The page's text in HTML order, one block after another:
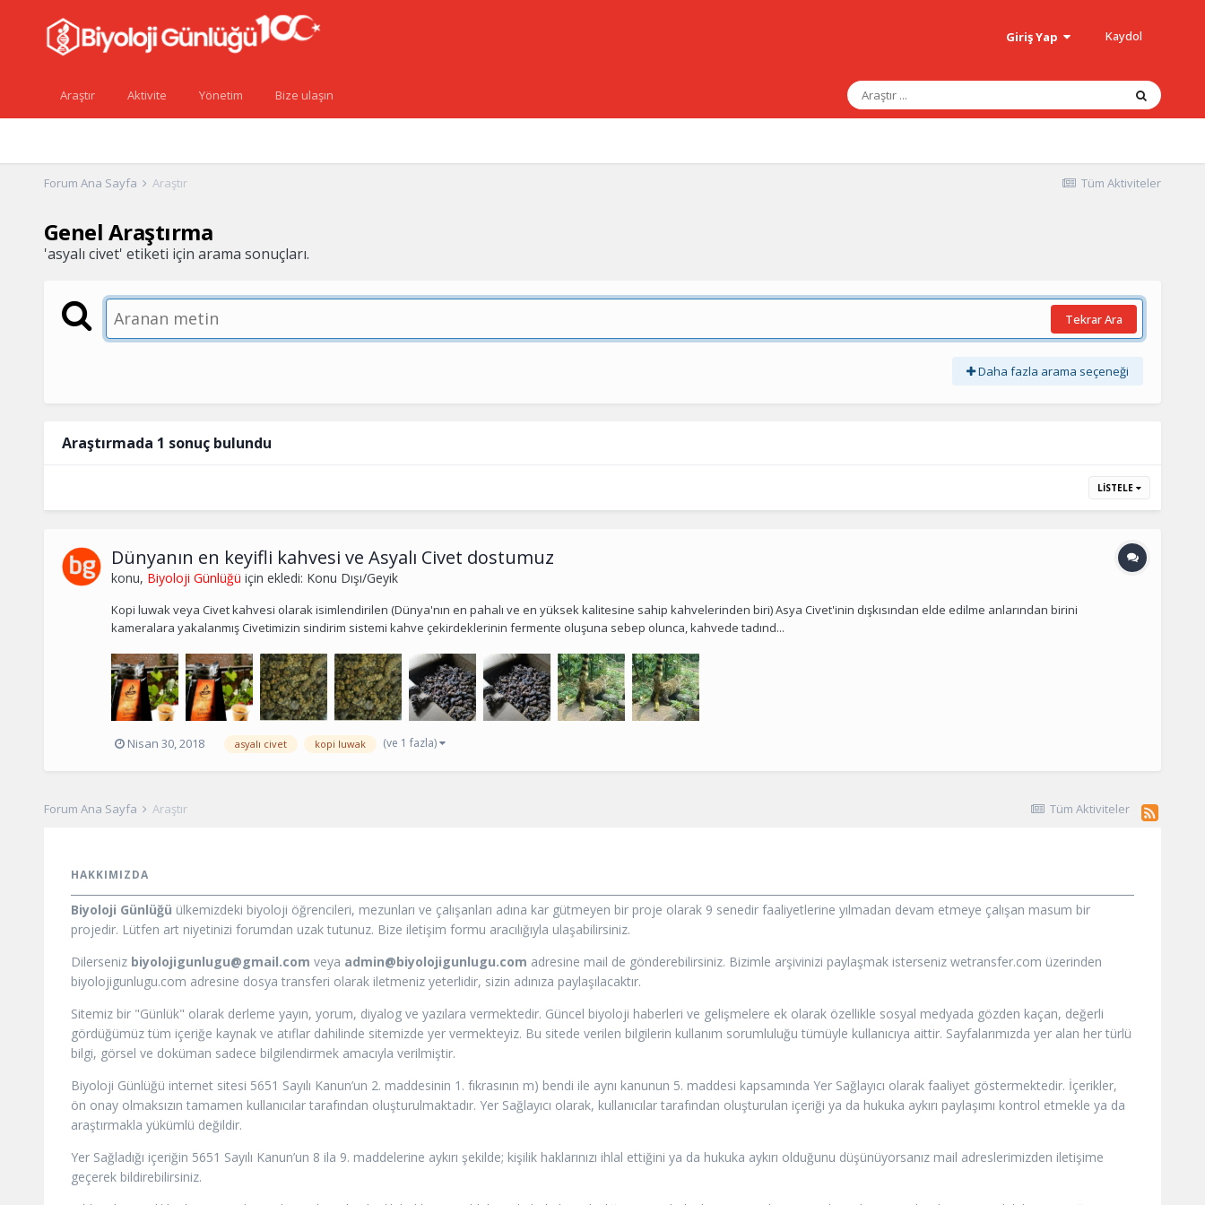
Giriş Yap Kaydol
Araştır Aktivite Yönetim Bize ulaşın
Tüm Aktiviteler
Forum Ana Sayfa Araştır
Genel Araştırma
'asyalı civet' etiketi için arama sonuçları.
Tekrar Ara
Daha fazla arama seçeneği
Araştırmada 1 sonuç bulundu
LISTELE
Dünyanın en keyifli kahvesi ve Asyalı Civet dostumuz
konu, Biyoloji Günlüğü için ekledi: Konu Dışı/Geyik
Kopi luwak veya Civet kahvesi olarak isimlendirilen (Dünya'nın en pahalı ve en yüksek kalitesine sahip kahvelerinden biri) Asya Civet'inin dışkısından elde edilme anlarından birini
kameralara yakalanmış Civetimizin sindirim sistemi kahve çekirdeklerinin fermente oluşuna sebep olunca, kahvede tadınd...
Nisan 30, 2018 asyalı civet kopi luwak (ve 1 fazla)
Tüm Aktiviteler
Forum Ana Sayfa Araştır
HAKKIMIZDA
Biyoloji Günlüğü ülkemizdeki biyoloji öğrencileri, mezunları ve çalışanları adına kar gütmeyen bir proje olarak 9 senedir faaliyetlerine yılmadan devam etmeye çalışan masum bir
projedir. Lütfen art niyetinizi forumdan uzak tutunuz. Bize iletişim formu aracılığıyla ulaşabilirsiniz.
Dilerseniz biyolojigunlugu@gmail.com veya admin@biyolojigunlugu.com adresine mail de gönderebilirsiniz. Bizimle arşivinizi paylaşmak isterseniz wetransfer.com üzerinden
biyolojigunlugu.com adresine dosya transferi olarak iletmeniz yeterlidir, sizin adınıza paylaşılacaktır.
Sitemiz bir "Günlük" olarak derleme yayın, yorum, diyalog ve yazılara vermektedir. Güncel biyoloji haberleri ve gelişmelere ek olarak özellikle sosyal medyada gözden kaçan, değerli
gördüğümüz tüm içeriğe kaynak ve atıflar dahilinde sitemizde yer vermekteyiz. Bu sitede verilen bilgilerin kullanım sorumluluğu tümüyle kullanıcıya aittir. Sayfalarımızda yer alan her türlü
bilgi, görsel ve doküman sadece bilgilendirmek amacıyla verilmiştir.
Biyoloji Günlüğü internet sitesi 5651 Sayılı Kanun’un 2. maddesinin 1. fıkrasının m) bendi ile aynı kanunun 5. maddesi kapsamında Yer Sağlayıcı olarak faaliyet göstermektedir. İçerikler,
ön onay olmaksızın tamamen kullanıcılar tarafından oluşturulmaktadır. Yer Sağlayıcı olarak, kullanıcılar tarafından oluşturulan içeriği ya da hukuka aykırı paylaşımı kontrol etmekle ya da
araştırmakla yükümlü değildir.
Yer Sağladığı içeriğin 5651 Sayılı Kanun’un 8 ila 9. maddelerine aykırı şekilde; kişilik haklarınızı ihlal ettiğini ya da hukuka aykırı olduğunu düşünüyorsanız mail adreslerimizden iletişime
geçerek bildirebilirsiniz.